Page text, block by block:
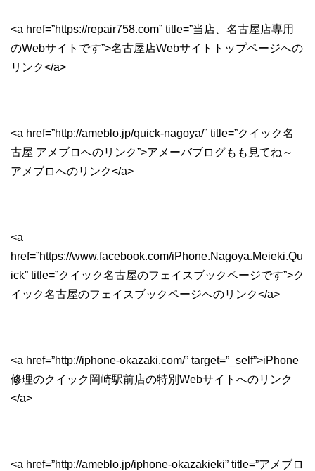
<a href=”https://repair758.com” title=”当店、名古屋店専用
のWebサイトです”>名古屋店Webサイトトップページへの
リンク</a>
<a href=”http://ameblo.jp/quick-nagoya/” title=”クイック名
古屋 アメブロへのリンク”>アメーバブログもも見てね～
アメブロへのリンク</a>
<a
href=”https://www.facebook.com/iPhone.Nagoya.Meieki.Qu
ick” title=”クイック名古屋のフェイスブックページです”>ク
イック名古屋のフェイスブックページへのリンク</a>
<a href=”http://iphone-okazaki.com/” target=”_self”>iPhone
修理のクイック岡崎駅前店の特別Webサイトへのリンク
</a>
<a href=”http://ameblo.jp/iphone-okazakieki” title=”アメブロ